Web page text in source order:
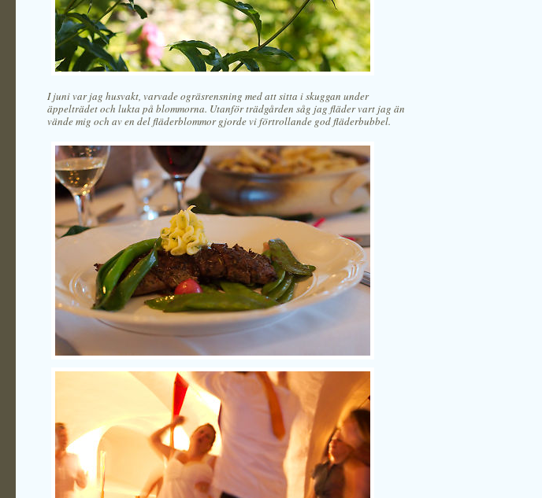
I juni var jag husvakt, varvade ogräsrensning med att sitta i skuggan under
äppelträdet och lukta på blommorna. Utanför trädgården såg jag fläder vart jag än
vände mig och av en del fläderblommor gjorde vi förtrollande god fläderbubbel.